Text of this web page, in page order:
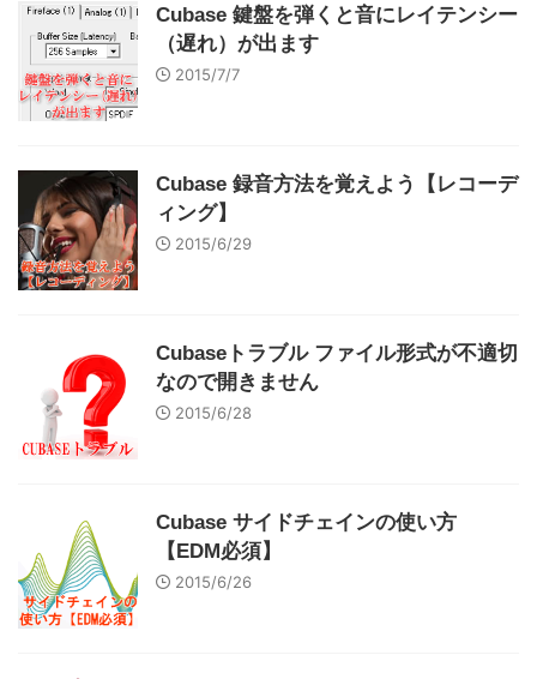
Cubase 鍵盤を弾くと音にレイテンシー
（遅れ）が出ます
2015/7/7
Cubase 録音方法を覚えよう【レコーデ
ィング】
2015/6/29
Cubaseトラブル ファイル形式が不適切
なので開きません
2015/6/28
Cubase サイドチェインの使い方
【EDM必須】
2015/6/26